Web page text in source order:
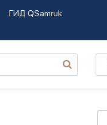
ГИД QSamruk